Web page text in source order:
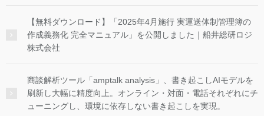
【無料ダウンロード】「2025年4月施行 実運送体制管理簿の
作成義務化 完全マニュアル」を公開しました｜船井総研ロジ
株式会社
商談解析ツール「amptalk analysis」、書き起こしAIモデルを
刷新し大幅に精度向上。オンライン・対面・電話それぞれにチ
ューニングし、環境に依存しない書き起こしを実現。